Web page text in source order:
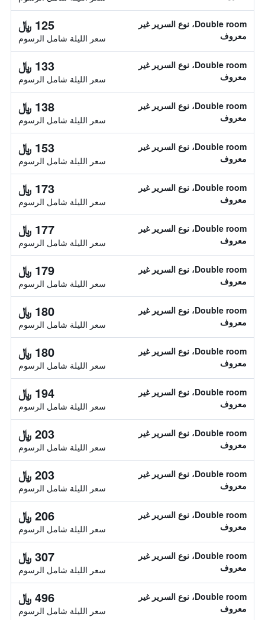
Double room، نوع السرير غير
معروف
125 ﷼
سعر الليلة شامل الرسوم
Double room، نوع السرير غير
معروف
133 ﷼
سعر الليلة شامل الرسوم
Double room، نوع السرير غير
معروف
138 ﷼
سعر الليلة شامل الرسوم
Double room، نوع السرير غير
معروف
153 ﷼
سعر الليلة شامل الرسوم
Double room، نوع السرير غير
معروف
173 ﷼
سعر الليلة شامل الرسوم
Double room، نوع السرير غير
معروف
177 ﷼
سعر الليلة شامل الرسوم
Double room، نوع السرير غير
معروف
179 ﷼
سعر الليلة شامل الرسوم
Double room، نوع السرير غير
معروف
180 ﷼
سعر الليلة شامل الرسوم
Double room، نوع السرير غير
معروف
180 ﷼
سعر الليلة شامل الرسوم
Double room، نوع السرير غير
معروف
194 ﷼
سعر الليلة شامل الرسوم
Double room، نوع السرير غير
معروف
203 ﷼
سعر الليلة شامل الرسوم
Double room، نوع السرير غير
معروف
203 ﷼
سعر الليلة شامل الرسوم
Double room، نوع السرير غير
معروف
206 ﷼
سعر الليلة شامل الرسوم
Double room، نوع السرير غير
معروف
307 ﷼
سعر الليلة شامل الرسوم
Double room، نوع السرير غير
معروف
496 ﷼
سعر الليلة شامل الرسوم